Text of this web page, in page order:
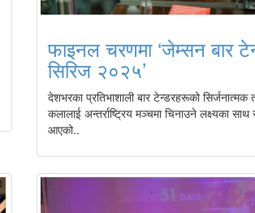
फाइनल चरणमा ‘जेम्सन बार
सिरिज २०२५’
देशभरका प्रतिभाशाली बार टेन्डरहरूको
कलालाई अन्तर्राष्ट्रिय मञ्चमा चिनाउने लक्ष्यका
आएको..